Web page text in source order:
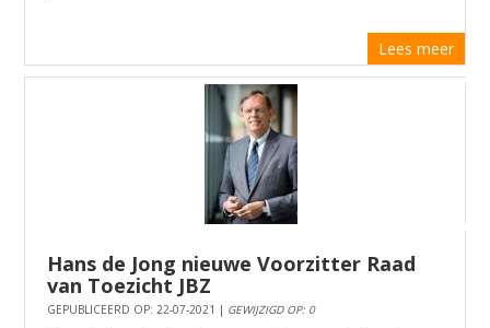
Lees meer
Hans de Jong nieuwe Voorzitter Raad
van Toezicht JBZ
GEPUBLICEERD OP: 22-07-2021 | GEWIJZIGD OP: 0